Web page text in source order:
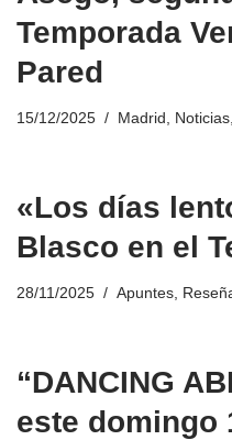
Temporada
Pared
15/12/2025 Madrid Noticias
«Los días
Blasco en el
28/11/2025 Apuntes
“DANCING
este domingo